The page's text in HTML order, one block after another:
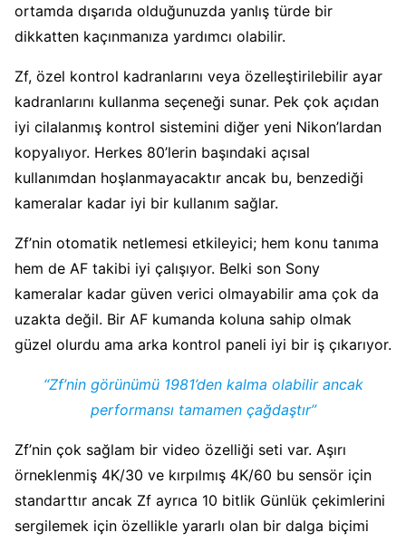
ortamda dışarıda olduğunuzda yanlış türde bir
dikkatten kaçınmanıza yardımcı olabilir.
Zf, özel kontrol kadranlarını veya özelleştirilebilir ayar
kadranlarını kullanma seçeneği sunar. Pek çok açıdan
iyi cilalanmış kontrol sistemini diğer yeni Nikon’lardan
kopyalıyor. Herkes 80’lerin başındaki açısal
kullanımdan hoşlanmayacaktır ancak bu, benzediği
kameralar kadar iyi bir kullanım sağlar.
Zf’nin otomatik netlemesi etkileyici; hem konu tanıma
hem de AF takibi iyi çalışıyor. Belki son Sony
kameralar kadar güven verici olmayabilir ama çok da
uzakta değil. Bir AF kumanda koluna sahip olmak
güzel olurdu ama arka kontrol paneli iyi bir iş çıkarıyor.
“Zf’nin görünümü 1981’den kalma olabilir ancak
performansı tamamen çağdaştır”
Zf’nin çok sağlam bir video özelliği seti var. Aşırı
örneklenmiş 4K/30 ve kırpılmış 4K/60 bu sensör için
standarttır ancak Zf ayrıca 10 bitlik Günlük çekimlerini
sergilemek için özellikle yararlı olan bir dalga biçimi